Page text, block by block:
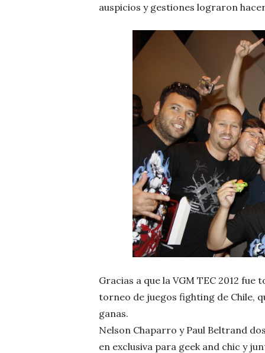
auspicios y gestiones lograron
Gracias a que la VGM TEC 2012
torneo de juegos fighting de Chile,
ganas.
Nelson Chaparro y Paul Beltrand
en exclusiva para geek and chic y